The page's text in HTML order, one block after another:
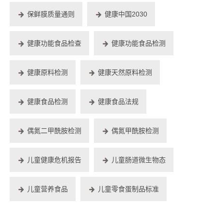
保鲜膜质量通则 健康中国2030
健康功能食品检查 健康功能食品检测
健康原料检测 健康天然原料检测
健康食品检测 健康食品法规
偶氮二甲酰胺检测 偶氮甲酰胺检测
儿童健康危机报告 儿童肠道微生物态
儿童营养食品 儿童零食蛋制品标准